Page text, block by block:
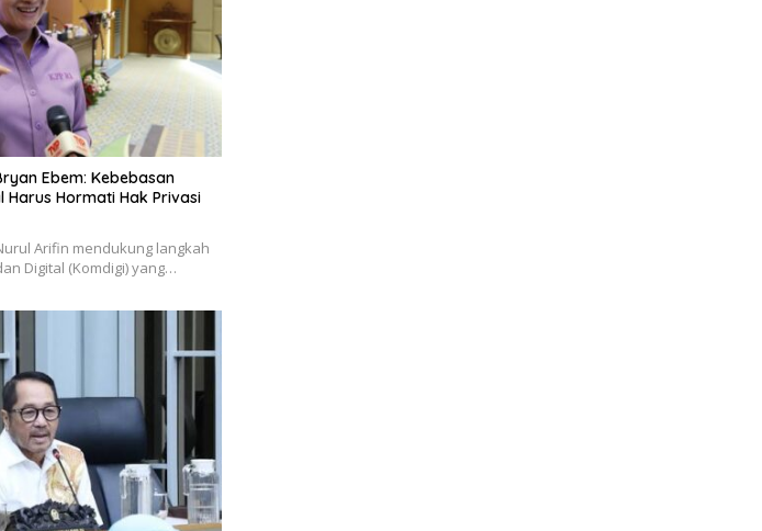
Ebem: Kebebasan
Harus Hormati Hak Privasi
Arifin mendukung langkah
Digital (Komdigi) yang…